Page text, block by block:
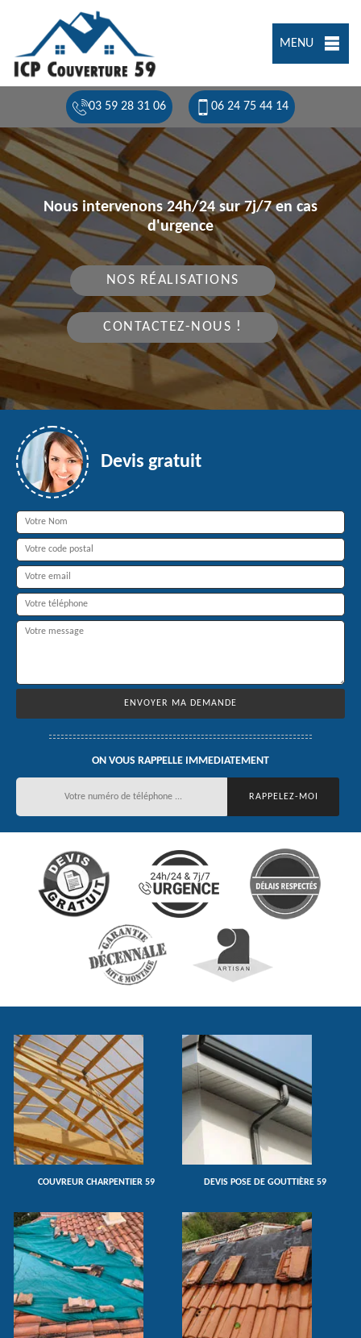
MENU
03 59 28 31 06 06 24 75 44 14
Nous intervenons 24h/24 sur 7j/7 en cas
d'urgence
NOS RÉALISATIONS
CONTACTEZ-NOUS !
Devis gratuit
ON VOUS RAPPELLE IMMEDIATEMENT
COUVREUR CHARPENTIER 59 DEVIS POSE DE GOUTTIÈRE 59